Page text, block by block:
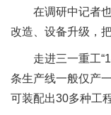
在调研中记者
改造、设备升级，
走进三一重工
条生产线一般仅产
可装配出30多种工